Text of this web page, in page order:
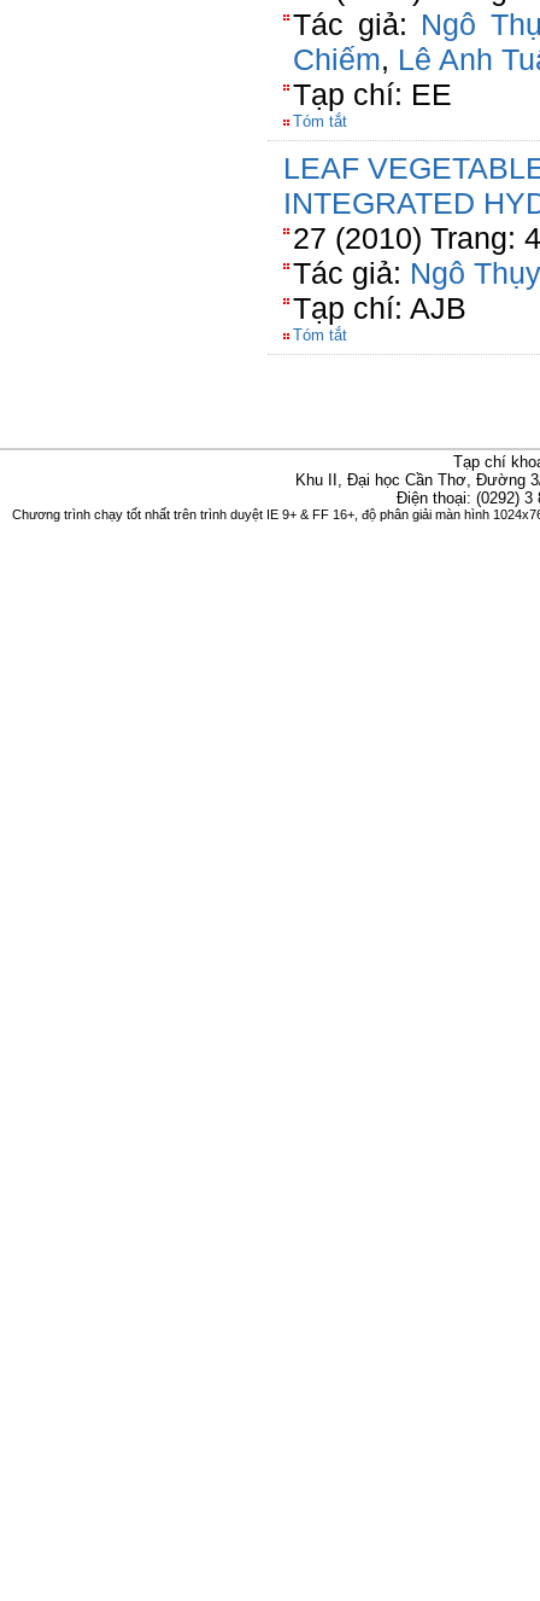
Tác giả: Ngô
Chiếm, Lê Anh
Tạp chí: EE
Tóm tắt
LEAF
INTEGRATED
27 (2010) Trang:
Tác giả: Ngô
Tạp chí: AJB
Tóm tắt
Tạp chí
Khu II, Đại học Cần Thơ, Đường
Điện thoại: (0292)
Chương trình chạy tốt nhất trên trình duyệt IE 9+ & FF 16+, độ phân giải màn hình